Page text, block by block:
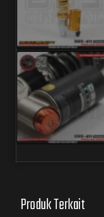
Produk Terkait